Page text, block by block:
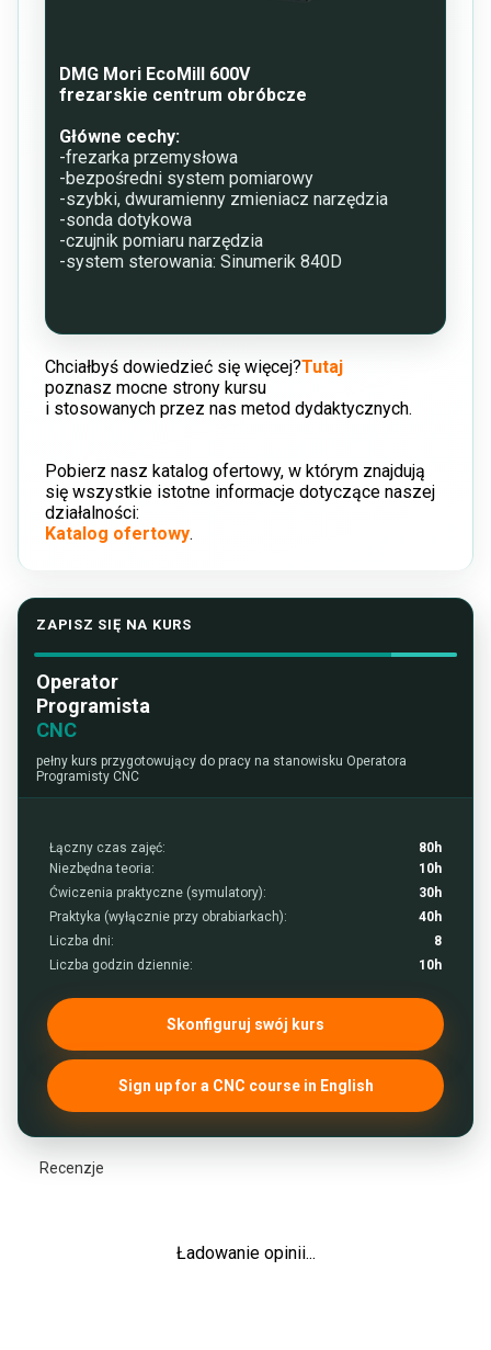
DMG Mori EcoMill 600V
frezarskie centrum obróbcze
Główne cechy:
-frezarka przemysłowa
-bezpośredni system pomiarowy
-szybki, dwuramienny zmieniacz narzędzia
-sonda dotykowa
-czujnik pomiaru narzędzia
-system sterowania: Sinumerik 840D
Chciałbyś dowiedzieć się więcej?Tutaj
poznasz mocne strony kursu
i stosowanych przez nas metod dydaktycznych.
Pobierz nasz katalog ofertowy, w którym znajdują
się wszystkie istotne informacje dotyczące naszej
działalności:
Katalog ofertowy.
ZAPISZ SIĘ NA KURS
Operator
Programista
CNC
pełny kurs przygotowujący do pracy na stanowisku Operatora
Programisty CNC
Łączny czas zajęć:
80h
Niezbędna teoria:
10h
Ćwiczenia praktyczne (symulatory):
30h
Praktyka (wyłącznie przy obrabiarkach):
40h
Liczba dni:
8
Liczba godzin dziennie:
10h
Skonfiguruj swój kurs
Sign up for a CNC course in English
Recenzje
Ładowanie opinii...